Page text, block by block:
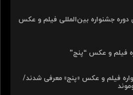
دوره جشنواره بین‌المللی فیلم و عکس
فیلم و عکس “پنج”
فیلم و عکس «پنج» معرفی شدند/